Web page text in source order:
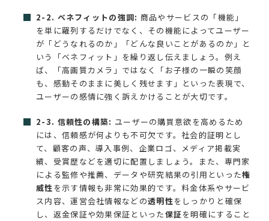
2-2. ベネフィットの強調: 商品やサービスの「機能」
を単に羅列するだけでなく、その機能によってユーザー
が「どうなれるのか」「どんな良いことがあるのか」と
いう「ベネフィット」を繰り返し伝えましょう。例え
ば、「高画質カメラ」ではなく「お子様の一瞬の笑顔
も、感動そのままに美しく残せます」といった表現で、
ユーザーの感情に強く訴えかけることが大切です。
2-3. 信頼性の構築: ユーザーの購買意欲を高めるため
には、信頼感が何よりも不可欠です。社会的証明とし
て、顧客の声、導入事例、企業ロゴ、メディア掲載実
績、受賞歴などを適切に配置しましょう。また、専門家
による監修や推薦、データや研究結果の引用といった権
威性 を示す情報も非常に効果的です。料金体系やサービ
ス内容、運営会社情報などの透明性をしっかりと確保
し、返金保証や効果保証といった保証を明確にすること